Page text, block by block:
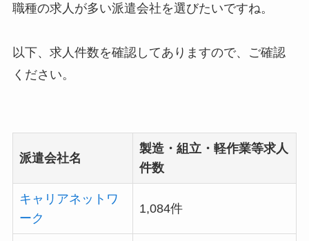
職種の求人が多い派遣会社を選びたいですね。
以下、求人件数を確認してありますので、ご確認
ください。
派遣会社名
製造・組立・軽作業等求人
件数
キャリアネットワ
ーク
1,084件